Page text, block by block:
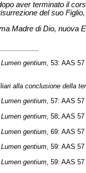
aver terminato il
del suo
Madre di Dio, nuova
Lumen gentium, 53: AAS
alla conclusione della
Lumen gentium, 57: AAS
Lumen gentium, 58: AAS
Lumen gentium , 69: AAS
Lumen gentium, 59: AAS
Lumen gentium , 59: AAS